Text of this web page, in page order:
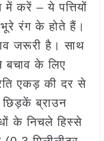
में करें – ये पत्तियों
रंग के होते हैं।
जरूरी है। साथ
के लिए
एकड़ की दर से
ब्राउन
के निचले हिस्से